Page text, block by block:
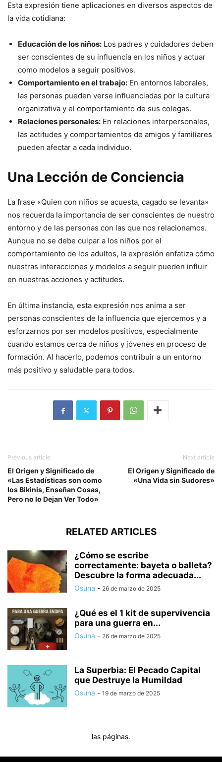
Esta expresión tiene aplicaciones en diversos aspectos de
la vida cotidiana:
Educación de los niños: Los padres y cuidadores deben
ser conscientes de su influencia en los niños y actuar
como modelos a seguir positivos.
Comportamiento en el trabajo: En entornos laborales,
las personas pueden verse influenciadas por la cultura
organizativa y el comportamiento de sus colegas.
Relaciones personales: En relaciones interpersonales,
las actitudes y comportamientos de amigos y familiares
pueden afectar a cada individuo.
Una Lección de Conciencia
La frase «Quien con niños se acuesta, cagado se levanta»
nos recuerda la importancia de ser conscientes de nuestro
entorno y de las personas con las que nos relacionamos.
Aunque no se debe culpar a los niños por el
comportamiento de los adultos, la expresión enfatiza cómo
nuestras interacciones y modelos a seguir pueden influir
en nuestras acciones y actitudes.
En última instancia, esta expresión nos anima a ser
personas conscientes de la influencia que ejercemos y a
esforzarnos por ser modelos positivos, especialmente
cuando estamos cerca de niños y jóvenes en proceso de
formación. Al hacerlo, podemos contribuir a un entorno
más positivo y saludable para todos.
Previous article
El Origen y Significado de
«Las Estadísticas son como
los Bikinis, Enseñan Cosas,
Pero no lo Dejan Ver Todo»
Next article
El Origen y Significado de
«Una Vida sin Sudores»
RELATED ARTICLES
¿Cómo se escribe
correctamente: bayeta o balleta?
Descubre la forma adecuada...
Osuna - 26 de marzo de 2025
¿Qué es el 1 kit de supervivencia
para una guerra en...
Osuna - 26 de marzo de 2025
La Superbia: El Pecado Capital
que Destruye la Humildad
Osuna - 19 de marzo de 2025
las páginas.